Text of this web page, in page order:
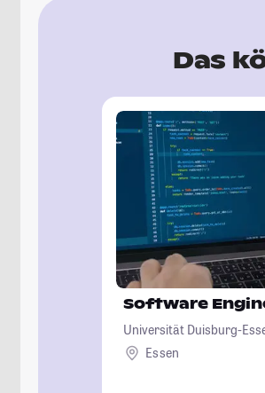
Das
Software
Universität Duisburg-
Essen